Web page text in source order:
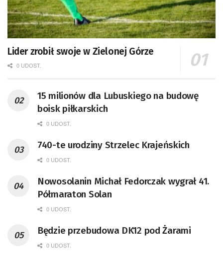
Lider zrobił swoje w Zielonej Górze
0 UDOST.
15 milionów dla Lubuskiego na budowę
boisk piłkarskich
0 UDOST.
740-te urodziny Strzelec Krajeńskich
0 UDOST.
Nowosolanin Michał Fedorczak wygrał 41.
Półmaraton Solan
0 UDOST.
Będzie przebudowa DK12 pod Żarami
0 UDOST.